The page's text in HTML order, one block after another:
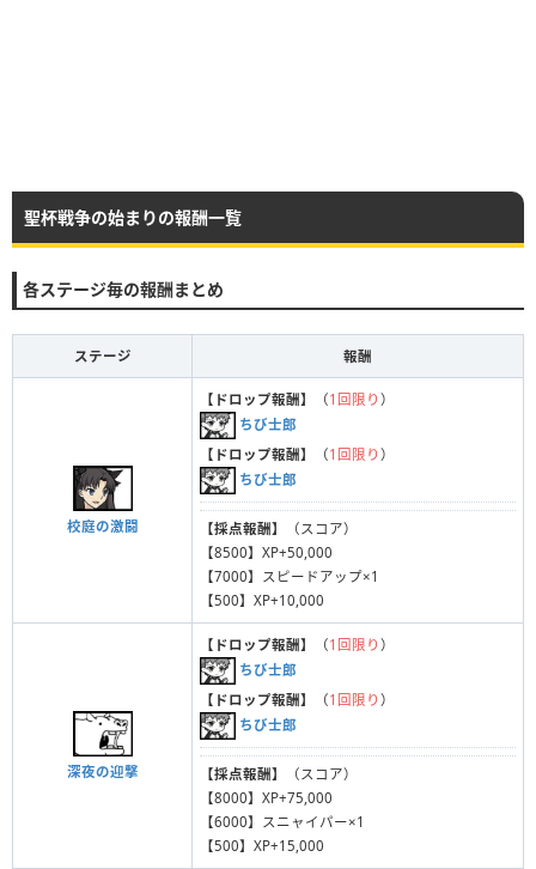
聖杯戦争の始まりの報酬一覧
各ステージ毎の報酬まとめ
ステージ 報酬
校庭の激闘
【ドロップ報酬】 （1回限り ）
ちび士郎
【ドロップ報酬】
（1回限り ）
ちび士郎
【採点報酬】
（スコア）
【8500】XP+50,000
【7000】スピードアップ×1
【500】XP+10,000
深夜の迎撃
【ドロップ報酬】 （1回限り ）
ちび士郎
【ドロップ報酬】
（1回限り ）
ちび士郎
【採点報酬】
（スコア）
【8000】XP+75,000
【6000】スニャイパー×1
【500】XP+15,000